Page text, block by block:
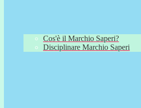
Cos'è il Marchio Saperi?
Disciplinare Marchio Saperi